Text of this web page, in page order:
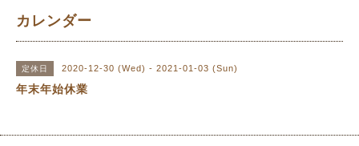
カレンダー
定休日 2020-12-30 (Wed) - 2021-01-03 (Sun)
年末年始休業